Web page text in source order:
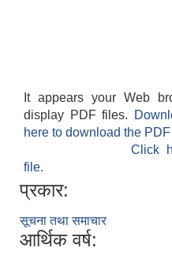
It appears your Web
display PDF files.
here to download the
Click
file.
प्रकार:
सूचना तथा समाचार
आर्थिक वर्ष: